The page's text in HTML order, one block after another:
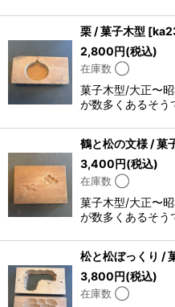
栗 / 菓子木型 [
2,800円(税込)
在庫数 ◯
菓子木型/大正〜
が数多くあるそ
鶴と松の文様 / 菓
3,400円(税込)
在庫数 ◯
菓子木型/大正〜
が数多くあるそ
松と松ぼっくり /
3,800円(税込)
在庫数 ◯